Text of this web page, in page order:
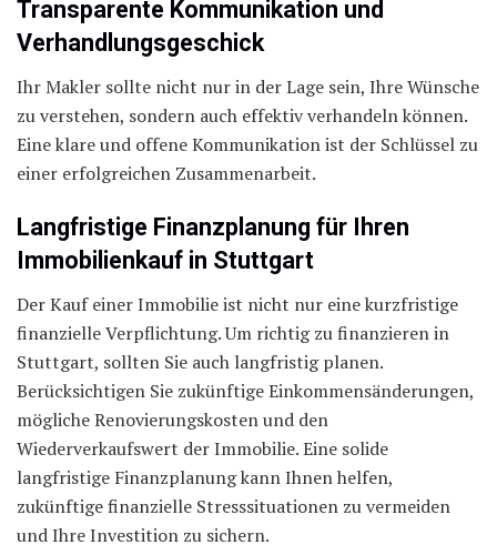
Transparente Kommunikation und
Verhandlungsgeschick
Ihr Makler sollte nicht nur in der Lage sein, Ihre Wünsche
zu verstehen, sondern auch effektiv verhandeln können.
Eine klare und offene Kommunikation ist der Schlüssel zu
einer erfolgreichen Zusammenarbeit.
Langfristige Finanzplanung für Ihren
Immobilienkauf in Stuttgart
Der Kauf einer Immobilie ist nicht nur eine kurzfristige
finanzielle Verpflichtung. Um richtig zu finanzieren in
Stuttgart, sollten Sie auch langfristig planen.
Berücksichtigen Sie zukünftige Einkommensänderungen,
mögliche Renovierungskosten und den
Wiederverkaufswert der Immobilie. Eine solide
langfristige Finanzplanung kann Ihnen helfen,
zukünftige finanzielle Stresssituationen zu vermeiden
und Ihre Investition zu sichern.